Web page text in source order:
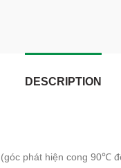
DESCRIPTION
(góc phát hiện cong 90℃